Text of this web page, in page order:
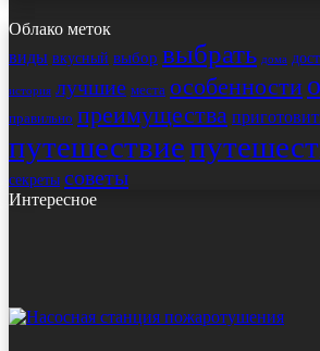
Облако меток
виды вкусный выбор выбрать дома
история лучшие места особенности
правильно преимущества
путешествие
секреты советы
Интересное